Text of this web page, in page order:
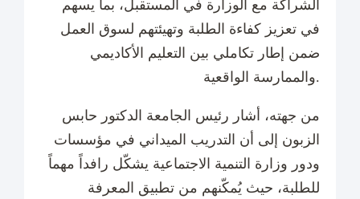
الشراكة مع الوزارة في المستقبل، بما يسهم
في تعزيز كفاءة الطلبة وتهيئتهم لسوق العمل
ضمن إطار تكاملي بين التعليم الأكاديمي
والممارسة الواقعية.
من جهته، أشار رئيس الجامعة الدكتور حابس
الزبون إلى أن التدريب الميداني في مؤسسات
ودور وزارة التنمية الاجتماعية يشكّل رافداً مهماً
للطلبة، حيث يُمكّنهم من تطبيق المعرفة